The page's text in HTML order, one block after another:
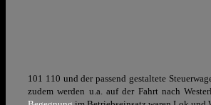
101 110 und der passend gestaltete
zudem werden u.a. auf der Fahrt nach